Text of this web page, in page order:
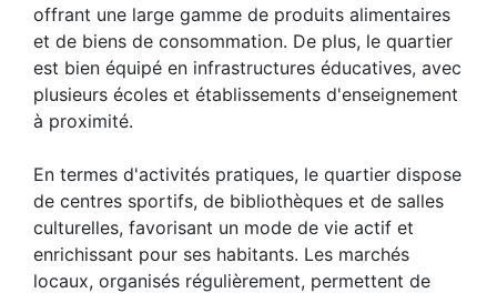
offrant une large gamme de produits alimentaires
et de biens de consommation. De plus, le quartier
est bien équipé en infrastructures éducatives, avec
plusieurs écoles et établissements d'enseignement
à proximité.
En termes d'activités pratiques, le quartier dispose
de centres sportifs, de bibliothèques et de salles
culturelles, favorisant un mode de vie actif et
enrichissant pour ses habitants. Les marchés
locaux, organisés régulièrement, permettent de